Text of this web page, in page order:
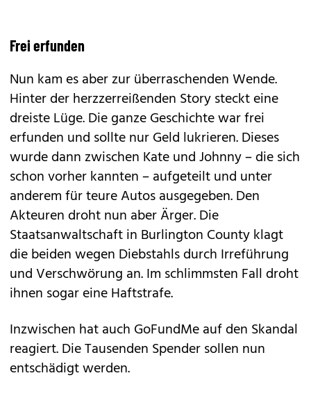
Frei erfunden
Nun kam es aber zur überraschenden Wende.
Hinter der herzzerreißenden Story steckt eine
dreiste Lüge. Die ganze Geschichte war frei
erfunden und sollte nur Geld lukrieren. Dieses
wurde dann zwischen Kate und Johnny – die sich
schon vorher kannten – aufgeteilt und unter
anderem für teure Autos ausgegeben. Den
Akteuren droht nun aber Ärger. Die
Staatsanwaltschaft in Burlington County klagt
die beiden wegen Diebstahls durch Irreführung
und Verschwörung an. Im schlimmsten Fall droht
ihnen sogar eine Haftstrafe.
Inzwischen hat auch GoFundMe auf den Skandal
reagiert. Die Tausenden Spender sollen nun
entschädigt werden.